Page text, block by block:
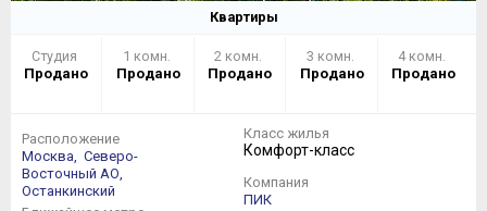
Квартиры
Студия
Продано
1 комн.
Продано
2 комн.
Продано
3 комн.
Продано
4 комн.
Продано
Расположение
Москва, Северо-
Восточный АО,
Останкинский
Класс жилья
Комфорт-класс
Компания
ПИК